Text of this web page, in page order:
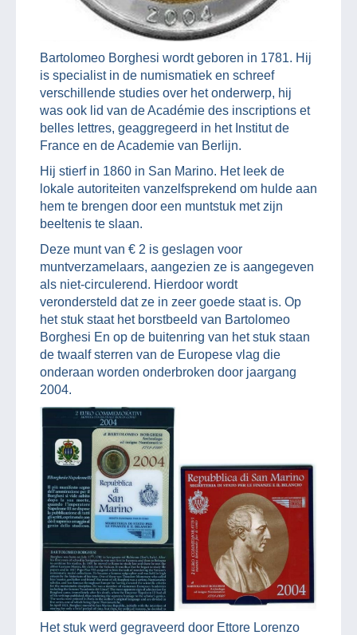
Bartolomeo Borghesi wordt geboren in 1781. Hij
is specialist in de numismatiek en schreef
verschillende studies over het onderwerp, hij
was ook lid van de Académie des inscriptions et
belles lettres, geaggregeerd in het Institut de
France en de Academie van Berlijn.
Hij stierf in 1860 in San Marino. Het leek de
lokale autoriteiten vanzelfsprekend om hulde aan
hem te brengen door een muntstuk met zijn
beeltenis te slaan.
Deze munt van € 2 is geslagen voor
muntverzamelaars, aangezien ze is aangegeven
als niet-circulerend. Hierdoor wordt
verondersteld dat ze in zeer goede staat is. Op
het stuk staat het borstbeeld van Bartolomeo
Borghesi En op de buitenring van het stuk staan
de twaalf sterren van de Europese vlag die
onderaan worden onderbroken door jaargang
2004.
Het stuk werd gegraveerd door Ettore Lorenzo